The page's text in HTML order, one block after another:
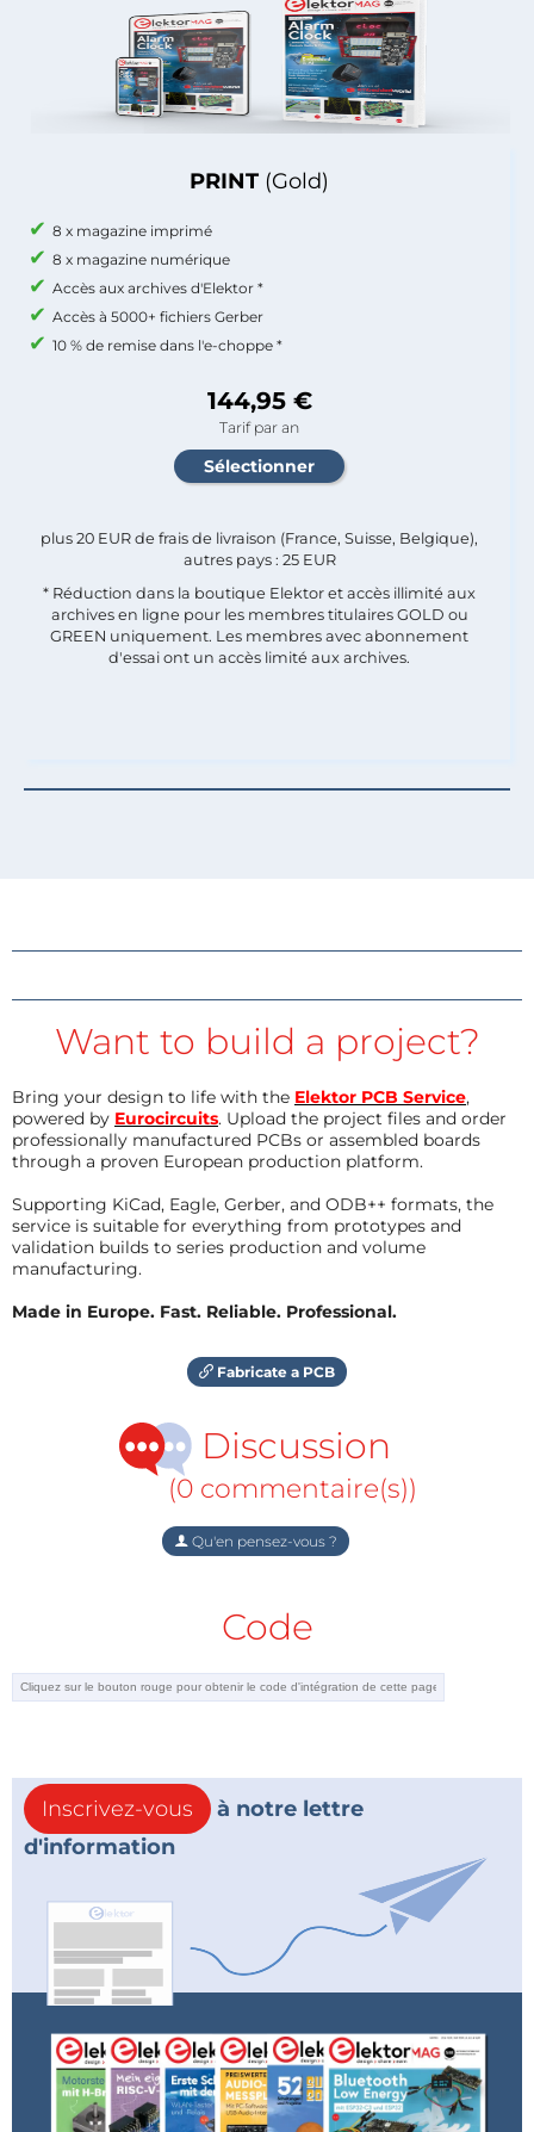
PRINT (Gold)
8 x magazine imprimé
8 x magazine numérique
Accès aux archives d'Elektor *
Accès à 5000+ fichiers Gerber
10 % de remise dans l'e-choppe *
144,95 €
Tarif par an
plus 20 EUR de frais de livraison (France, Suisse, Belgique),
autres pays : 25 EUR
* Réduction dans la boutique Elektor et accès illimité aux
archives en ligne pour les membres titulaires GOLD ou
GREEN uniquement. Les membres avec abonnement
d'essai ont un accès limité aux archives.
Want to build a project?
Bring your design to life with the Elektor PCB Service,
powered by Eurocircuits. Upload the project files and order
professionally manufactured PCBs or assembled boards
through a proven European production platform.
Supporting KiCad, Eagle, Gerber, and ODB++ formats, the
service is suitable for everything from prototypes and
validation builds to series production and volume
manufacturing.
Made in Europe. Fast. Reliable. Professional.
Fabricate a PCB
Discussion
(0 commentaire(s))
Qu'en pensez-vous ?
Code
Inscrivez-vous
à notre lettre
d'information